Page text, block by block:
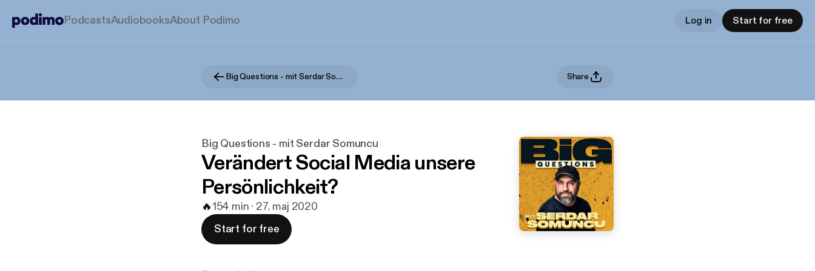
PodcastsAudiobooksAbout Podimo Log in Start for free
Big Questions - mit Serdar Somuncu Share
Big Questions - mit Serdar Somuncu
Verändert Social Media unsere
Persönlichkeit?
🔥154 min · 27. maj 2020
Start for free